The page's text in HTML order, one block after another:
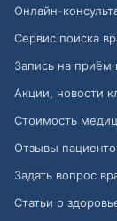
Онлайн-
Сервис поиска
Запись на приём
Акции, новости
Стоимость
Отзывы
Задать вопрос
Статьи о